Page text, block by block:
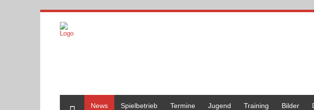
News
Spielbetrieb Termine Jugend Training Bilder